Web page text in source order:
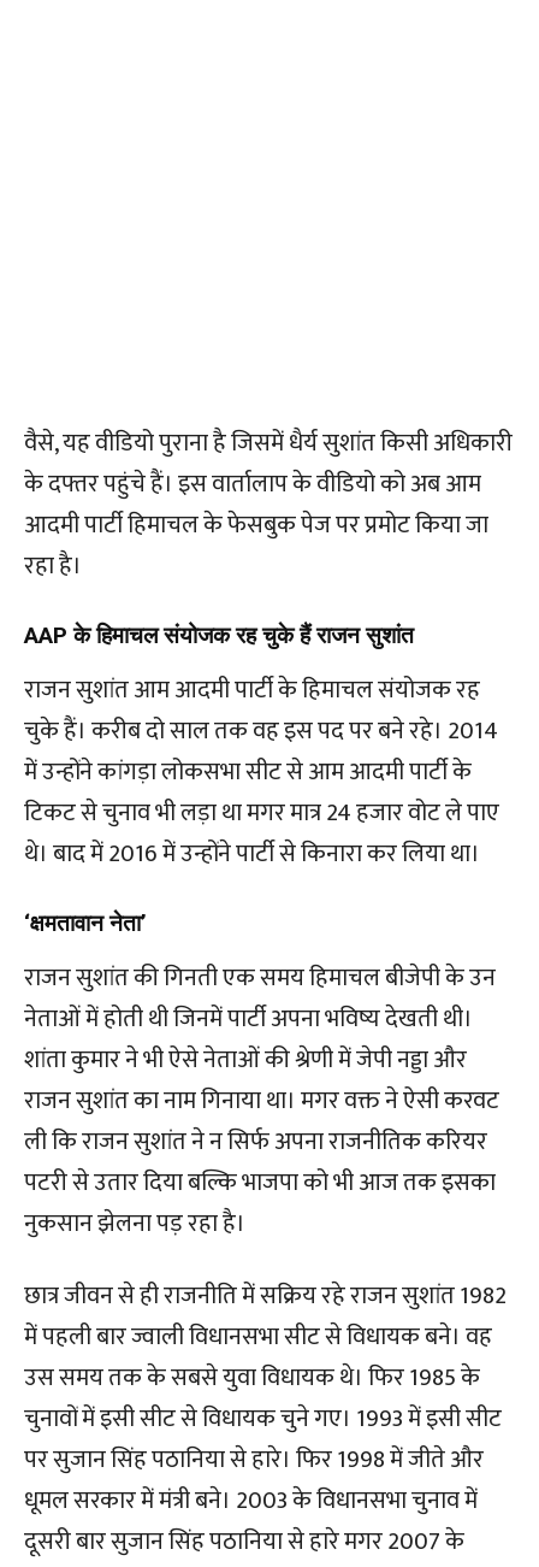
वैसे, यह वीडियो पुराना है जिसमें धैर्य सुशांत किसी अधिकारी
के दफ्तर पहुंचे हैं। इस वार्तालाप के वीडियो को अब आम
आदमी पार्टी हिमाचल के फेसबुक पेज पर प्रमोट किया जा
रहा है।
AAP के हिमाचल संयोजक रह चुके हैं राजन सुशांत
राजन सुशांत आम आदमी पार्टी के हिमाचल संयोजक रह
चुके हैं। करीब दो साल तक वह इस पद पर बने रहे। 2014
में उन्होंने कांगड़ा लोकसभा सीट से आम आदमी पार्टी के
टिकट से चुनाव भी लड़ा था मगर मात्र 24 हजार वोट ले पाए
थे। बाद में 2016 में उन्होंने पार्टी से किनारा कर लिया था।
‘क्षमतावान नेता’
राजन सुशांत की गिनती एक समय हिमाचल बीजेपी के उन
नेताओं में होती थी जिनमें पार्टी अपना भविष्य देखती थी।
शांता कुमार ने भी ऐसे नेताओं की श्रेणी में जेपी नड्डा और
राजन सुशांत का नाम गिनाया था। मगर वक्त ने ऐसी करवट
ली कि राजन सुशांत ने न सिर्फ अपना राजनीतिक करियर
पटरी से उतार दिया बल्कि भाजपा को भी आज तक इसका
नुकसान झेलना पड़ रहा है।
छात्र जीवन से ही राजनीति में सक्रिय रहे राजन सुशांत 1982
में पहली बार ज्वाली विधानसभा सीट से विधायक बने। वह
उस समय तक के सबसे युवा विधायक थे। फिर 1985 के
चुनावों में इसी सीट से विधायक चुने गए। 1993 में इसी सीट
पर सुजान सिंह पठानिया से हारे। फिर 1998 में जीते और
धूमल सरकार में मंत्री बने। 2003 के विधानसभा चुनाव में
दूसरी बार सुजान सिंह पठानिया से हारे मगर 2007 के